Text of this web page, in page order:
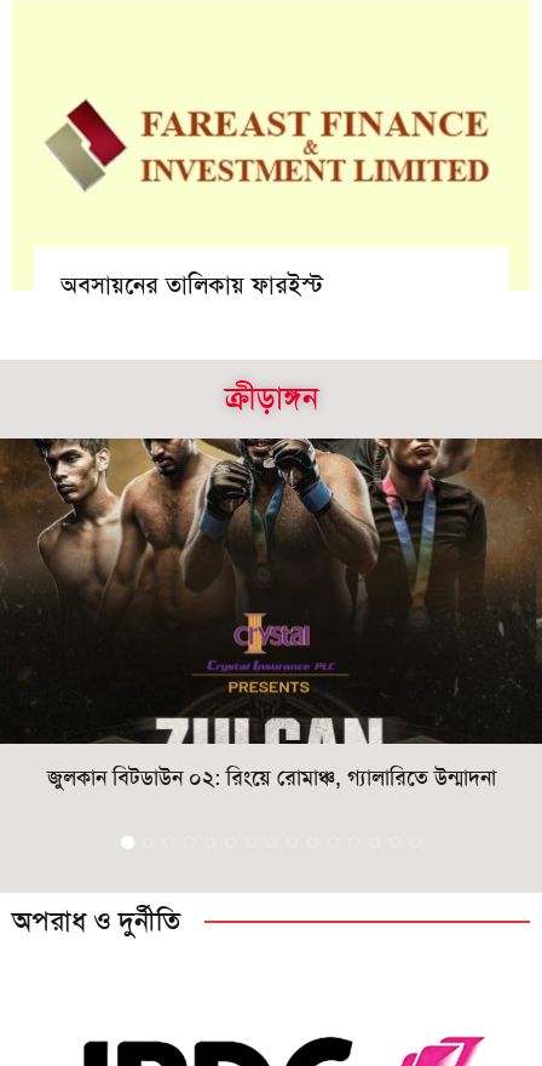
অবসায়নের তালিকায় ফারইস্ট
ক্রীড়াঙ্গন
জুলকান বিটডাউন ০২: রিংয়ে রোমাঞ্চ, গ্যালারিতে উন্মাদনা
অপরাধ ও দুর্নীতি